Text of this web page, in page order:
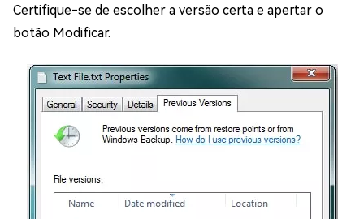
Certifique-se de escolher a versão certa e apertar o
botão Modificar.